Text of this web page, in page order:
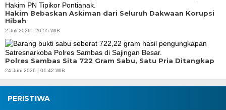
Hakim Bebaskan Askiman dari Seluruh Dakwaan Korupsi
Hibah
2 Juli 2026 | 20:55 WIB
Polres Sambas Sita 722 Gram Sabu, Satu Pria Ditangkap
24 Juni 2026 | 01:42 WIB
PERISTIWA